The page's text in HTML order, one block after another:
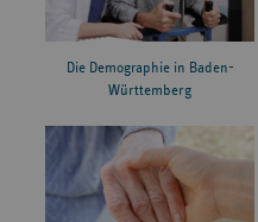
Die Demographie in Baden-
Württemberg